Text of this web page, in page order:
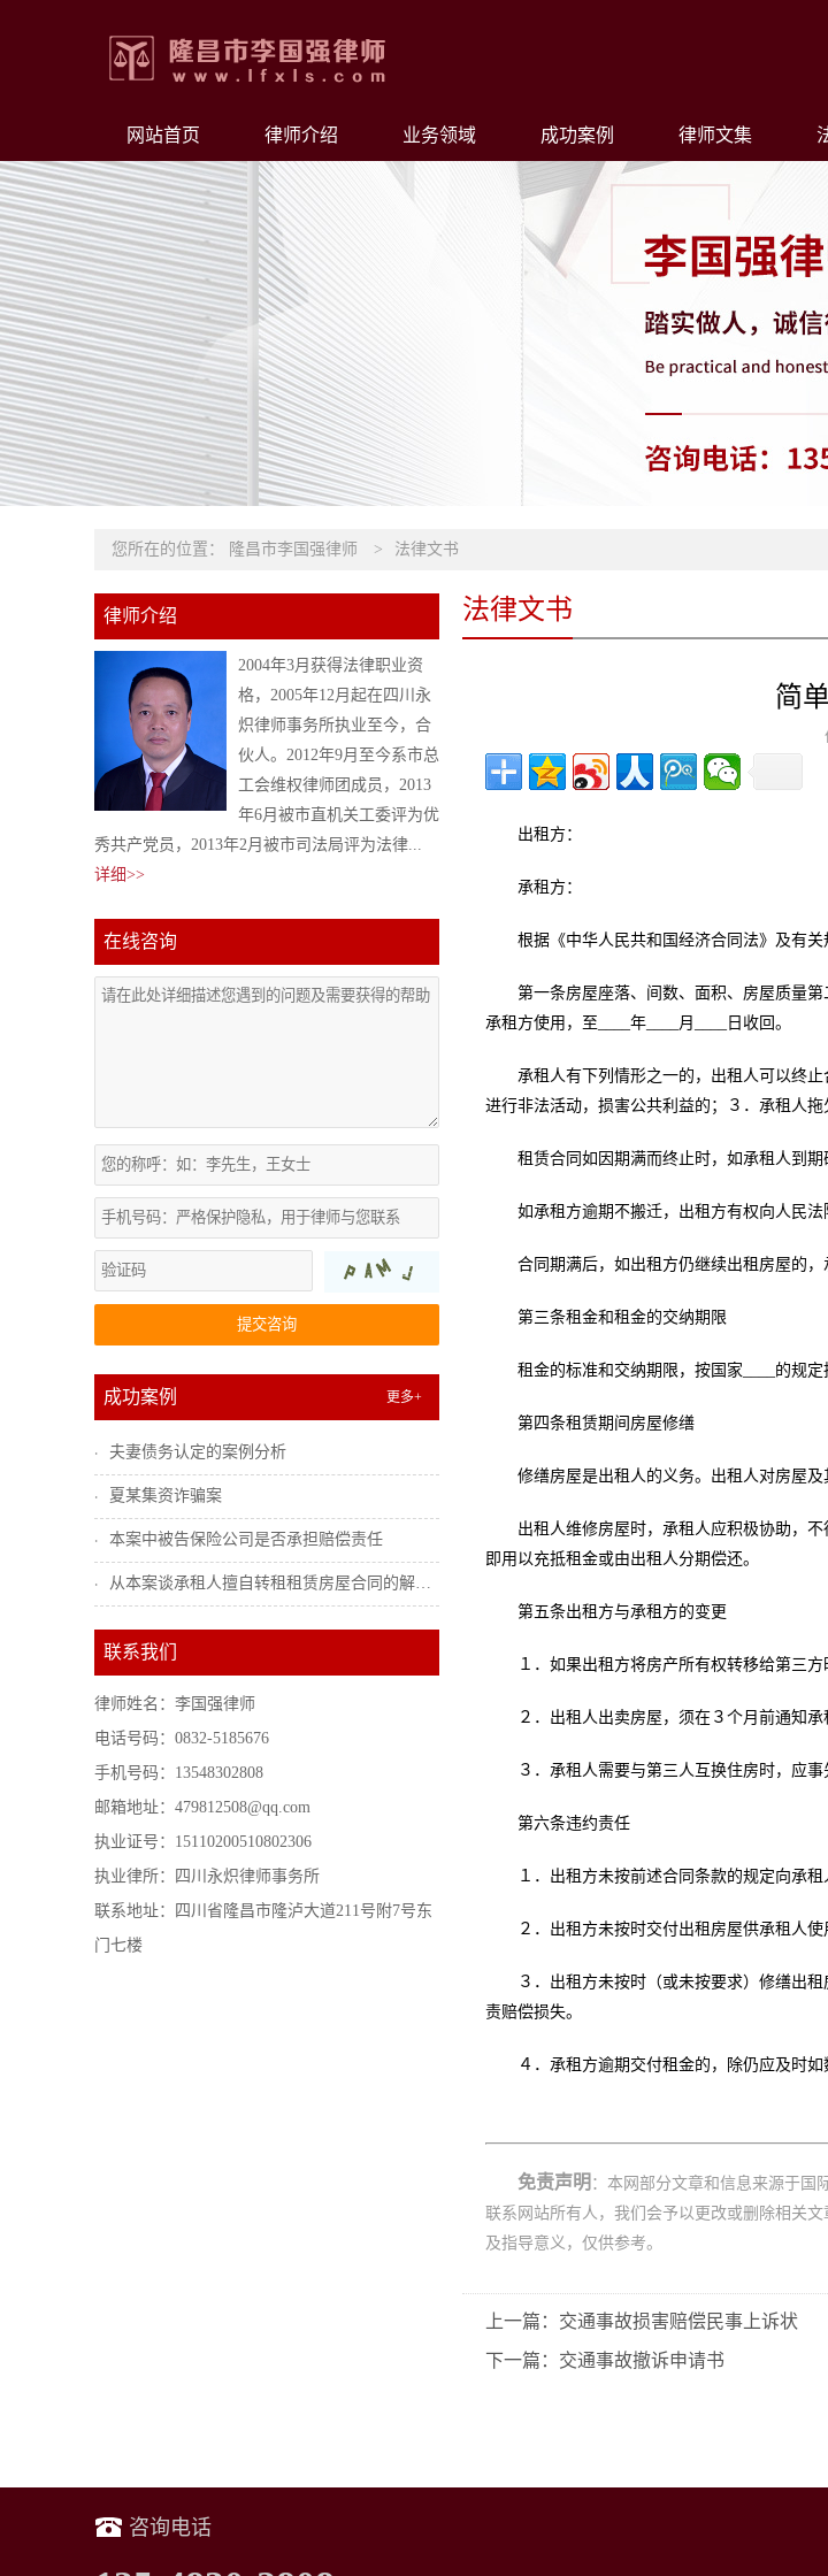
网站首页 律师介绍 业务领域 成功案例 律师文集
您所在的位置： 隆昌市李国强律师 > 法律文书
律师介绍
2004年3月获得法律职业资
格，2005年12月起在四川永
炽律师事务所执业至今，合
伙人。2012年9月至今系市总
工会维权律师团成员，2013
年6月被市直机关工委评为优
秀共产党员，2013年2月被市司法局评为法律...
详细>>
在线咨询
提交咨询
成功案例 更多+
夫妻债务认定的案例分析
夏某集资诈骗案
本案中被告保险公司是否承担赔偿责任
从本案谈承租人擅自转租租赁房屋合同的解除...
联系我们
律师姓名：李国强律师
电话号码：0832-5185676
手机号码：13548302808
邮箱地址：479812508@qq.com
执业证号：15110200510802306
执业律所：四川永炽律师事务所
联系地址：四川省隆昌市隆泸大道211号附7号东
门七楼
法律文书
简
出租方：
承租方：
根据《中华人民共和国经济合同法》及有
第一条房屋座落、间数、面积、房屋质量第
承租方使用，至____年____月____日收回。
承租人有下列情形之一的，出租人可以终
进行非法活动，损害公共利益的；３．承租人拖
租赁合同如因期满而终止时，如承租人到
如承租方逾期不搬迁，出租方有权向人民
合同期满后，如出租方仍继续出租房屋的，
第三条租金和租金的交纳期限
租金的标准和交纳期限，按国家____的规
第四条租赁期间房屋修缮
修缮房屋是出租人的义务。出租人对房屋
出租人维修房屋时，承租人应积极协助，
即用以充抵租金或由出租人分期偿还。
第五条出租方与承租方的变更
１．如果出租方将房产所有权转移给第三
２．出租人出卖房屋，须在３个月前通知
３．承租人需要与第三人互换住房时，应
第六条违约责任
１．出租方未按前述合同条款的规定向承
２．出租方未按时交付出租房屋供承租人使
３．出租方未按时（或未按要求）修缮出
责赔偿损失。
４．承租方逾期交付租金的，除仍应及时如
免责声明 ：本网部分文章和信息来源于国
联系网站所有人，我们会予以更改或删除相关
及指导意义，仅供参考。
上一篇：交通事故损害赔偿民事上诉状
下一篇：交通事故撤诉申请书
咨询电话